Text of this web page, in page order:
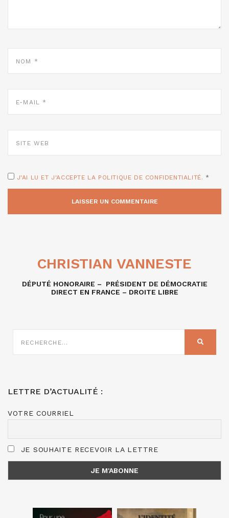
MAIL
WEB
J'AI LU ET J'ACCEPTE LA POLITIQUE DE CONFIDENTIALITÉ. *
CHRISTIAN VANNESTE
DÉPUTÉ HONORAIRE – PRÉSIDENT DE DÉMOCRATIE
DIRECT EN FRANCE – DROITE LIBRE
SUR
LETTRE D’ACTUALITÉ :
VOTRE COURRIEL
JE SOUHAITE RECEVOIR LA LETTRE